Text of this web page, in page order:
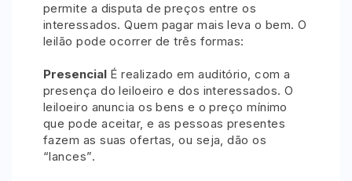
Judiciais Extrajudiciais
Faixa de valor
Pesquisar
permite a disputa de preços entre os
interessados. Quem pagar mais leva o bem. O
leilão pode ocorrer de três formas:
Presencial É realizado em auditório, com a
presença do leiloeiro e dos interessados. O
leiloeiro anuncia os bens e o preço mínimo
que pode aceitar, e as pessoas presentes
fazem as suas ofertas, ou seja, dão os
“lances”.